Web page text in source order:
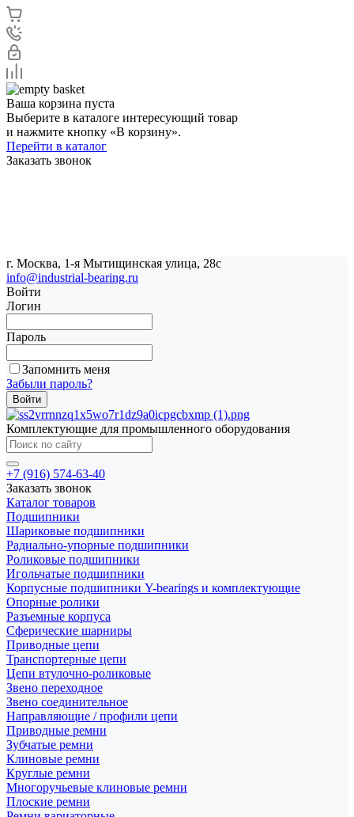
Ваша корзина пуста
Выберите в каталоге интересующий товар
и нажмите кнопку «В корзину».
Перейти в каталог
Заказать звонок
г. Москва, 1-я Мытищинская улица, 28с
info@industrial-bearing.ru
Войти
Логин
Пароль
Запомнить меня
Забыли пароль?
Комплектующие для промышленного оборудования
+7 (916) 574-63-40
Заказать звонок
Каталог товаров
Подшипники
Шариковые подшипники
Радиально-упорные подшипники
Роликовые подшипники
Игольчатые подшипники
Корпусные подшипники Y-bearings и комплектующие
Опорные ролики
Разъемные корпуса
Сферические шарниры
Приводные цепи
Транспортерные цепи
Цепи втулочно-роликовые
Звено переходное
Звено соединительное
Направляющие / профили цепи
Приводные ремни
Зубчатые ремни
Клиновые ремни
Круглые ремни
Многоручьевые клиновые ремни
Плоские ремни